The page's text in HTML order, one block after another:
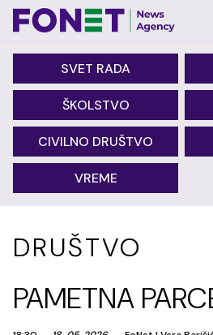
SVET RADA
ŠKOLSTVO
CIVILNO DRUŠTVO
VREME
DRUŠTVO
PAMETNA